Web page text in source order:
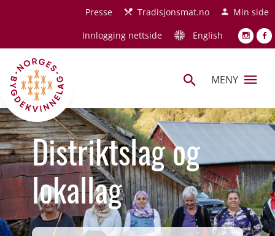
Hopp til hovedinnholdPresse Tradisjonsmat.no
Min side
Innlogging nettside
English
MENY
Distriktslag og
lokallag